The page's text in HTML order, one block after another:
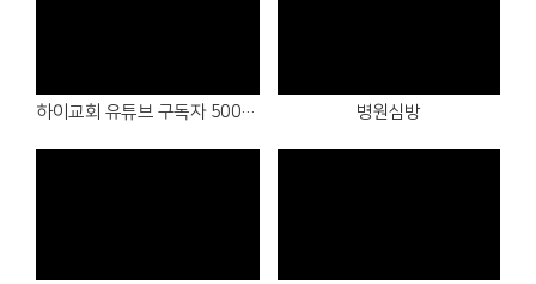
하이교회 유튜브 구독자 500명 달성 병원심방